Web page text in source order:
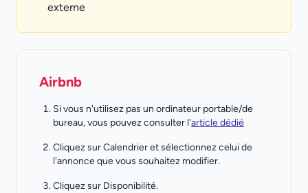
externe
Airbnb
Si vous n'utilisez pas un ordinateur portable/de
bureau, vous pouvez consulter l'article dédié
Cliquez sur Calendrier et sélectionnez celui de
l'annonce que vous souhaitez modifier.
Cliquez sur Disponibilité.